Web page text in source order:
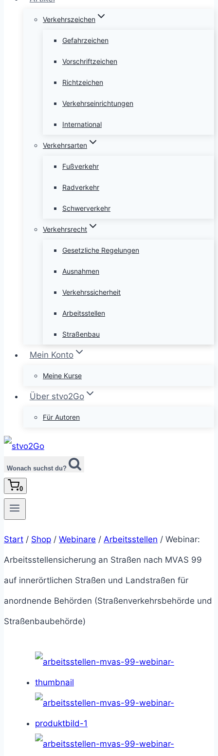
Verkehrszeichen
Gefahrzeichen
Vorschriftzeichen
Richtzeichen
Verkehrseinrichtungen
International
Verkehrsarten
Fußverkehr
Radverkehr
Schwerverkehr
Verkehrsrecht
Gesetzliche Regelungen
Ausnahmen
Verkehrssicherheit
Arbeitsstellen
Straßenbau
Mein Konto
Meine Kurse
Über stvo2Go
Für Autoren
Wonach suchst du?
0
Start / Shop / Webinare / Arbeitsstellen / Webinar:
Arbeitsstellensicherung an Straßen nach MVAS 99
auf innerörtlichen Straßen und Landstraßen für
anordnende Behörden (Straßenverkehrsbehörde und
Straßenbaubehörde)